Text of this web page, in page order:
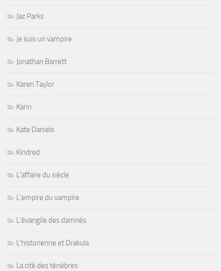
Jaz Parks
Je suis un vampire
Jonathan Barrett
Karen Taylor
Karin
Kate Daniels
Kindred
L'affaire du siècle
L'empire du vampire
L'évangile des damnés
L'historienne et Drakula
La cité des ténèbres